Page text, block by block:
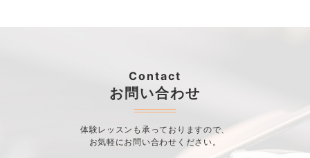
Contact
お問い合わせ
体験レッスンも承っておりますので、
お気軽にお問い合わせください。